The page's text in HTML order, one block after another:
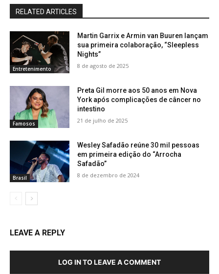
RELATED ARTICLES
Entretenimento
Martin Garrix e Armin van Buuren lançam
sua primeira colaboração, “Sleepless
Nights”
8 de agosto de 2025
Famosos
Preta Gil morre aos 50 anos em Nova
York após complicações de câncer no
intestino
21 de julho de 2025
Brasil
Wesley Safadão reúne 30 mil pessoas
em primeira edição do “Arrocha
Safadão”
8 de dezembro de 2024
LEAVE A REPLY
LOG IN TO LEAVE A COMMENT